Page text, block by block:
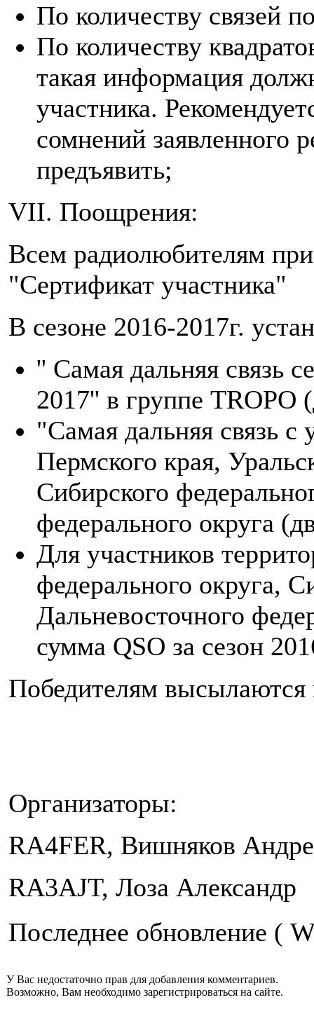
По количеству связей
По количеству
такая информация
участника.
сомнений заявленного
предъявить;
VII. Поощрения:
Всем радиолюбителям
"Сертификат участника"
В сезоне 2016-2017г.
'' Самая дальняя связь
2017'' в группе TROPO
"Самая дальняя связь с
Пермского края,
Сибирского
федерального округа
Для участников
федерального округа,
Дальневосточного
сумма QSO за сезон
Победителям
Организаторы:
RA4FER, Вишняков
RA3AJT, Лоза Александр
Последнее обновление (
У Вас недостаточно прав для добавления комментариев.
Возможно, Вам необходимо зарегистрироваться на сайте.